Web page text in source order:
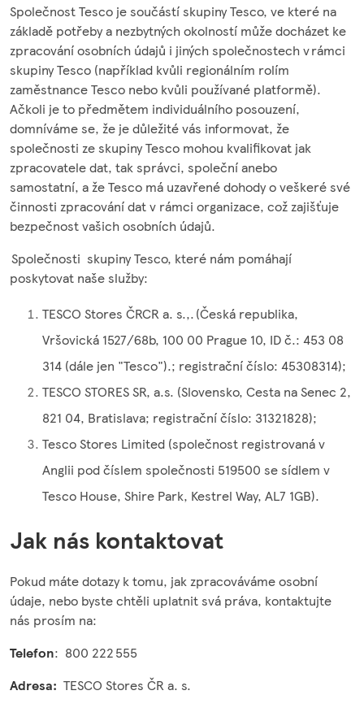
Společnost Tesco je součástí skupiny Tesco, ve které na
základě potřeby a nezbytných okolností může docházet ke
zpracování osobních údajů i jiných společnostech v rámci
skupiny Tesco (například kvůli regionálním rolím
zaměstnance Tesco nebo kvůli používané platformě).
Ačkoli je to předmětem individuálního posouzení,
domníváme se, že je důležité vás informovat, že
společnosti ze skupiny Tesco mohou kvalifikovat jak
zpracovatele dat, tak správci, společní anebo
samostatní, a že Tesco má uzavřené dohody o veškeré své
činnosti zpracování dat v rámci organizace, což zajišťuje
bezpečnost vašich osobních údajů.
Společnosti skupiny Tesco, které nám pomáhají
poskytovat naše služby:
TESCO Stores ČRCR a. s.,. (Česká republika,
Vršovická 1527/68b, 100 00 Prague 10, ID č.: 453 08
314 (dále jen "Tesco").; registrační číslo: 45308314);
TESCO STORES SR, a.s. (Slovensko, Cesta na Senec 2,
821 04, Bratislava; registrační číslo: 31321828);
Tesco Stores Limited (společnost registrovaná v
Anglii pod číslem společnosti 519500 se sídlem v
Tesco House, Shire Park, Kestrel Way, AL7 1GB).
Jak nás kontaktovat
Pokud máte dotazy k tomu, jak zpracováváme osobní
údaje, nebo byste chtěli uplatnit svá práva, kontaktujte
nás prosím na:
Telefon: 800 222 555
Adresa: TESCO Stores ČR a. s.